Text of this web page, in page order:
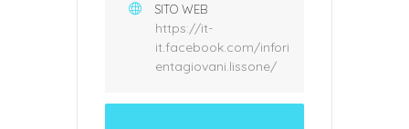
SITO WEB
https://it-
it.facebook.com/infori
entagiovani.lissone/